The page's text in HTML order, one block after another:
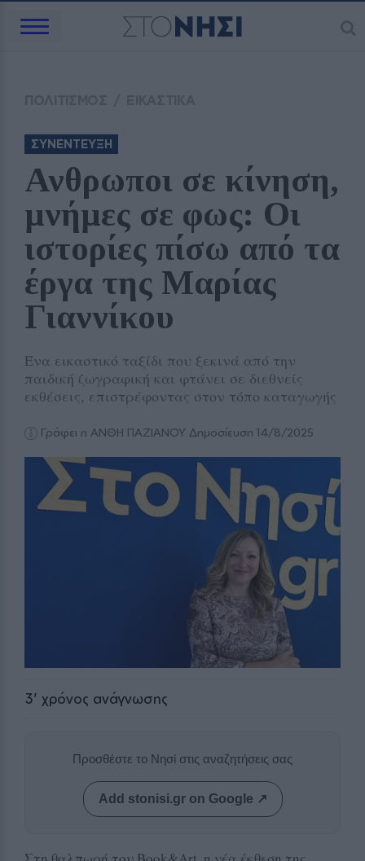
ΣΥΝΕΝΤΕΥΞΗ
Ανθρωποι σε κίνηση,
μνήμες σε φως: Οι
ιστορίες πίσω από τα
έργα της Μαρίας
Γιαννίκου
Ένα εικαστικό ταξίδι που ξεκινά από την
παιδική ζωγραφική και φτάνει σε διεθνείς
εκθέσεις, επιστρέφοντας στον τόπο καταγωγής
Γράφει η ΑΝΘΗ ΠΑΖΙΑΝΟΥ Δημοσίευση 14/8/2025
3' χρόνος ανάγνωσης
Προσθέστε το Νησί στις αναζητήσεις σας
Add stonisi.gr on Google ↗